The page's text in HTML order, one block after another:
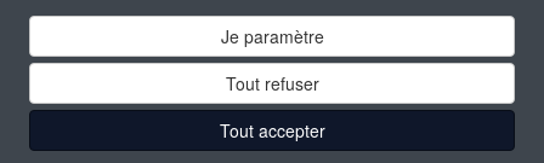
Je paramètre
Tout refuser
Tout accepter